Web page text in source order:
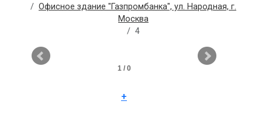
Офисное здание "Газпромбанка", ул. Народная, г.
Москва
4
1 / 0
+